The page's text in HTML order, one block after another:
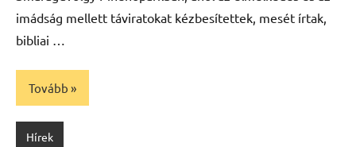
imádság mellett táviratokat kézbesítettek, mesét írtak,
bibliai …
Tovább
Hírek